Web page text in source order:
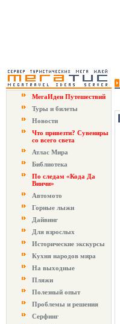
МегаИдеи Путешествий
Туры и билеты
Новости
Что привезти? Сувениры
со всего света
Атлас Мира
Библиотека
По следам «Кода Да
Винчи»
Автомото
Горные лыжи
Дайвинг
Для взрослых
Исторические экскурсы
Кухня народов мира
На выходные
Пляжи
Полезный опыт
Проблемы и решения
Серфинг